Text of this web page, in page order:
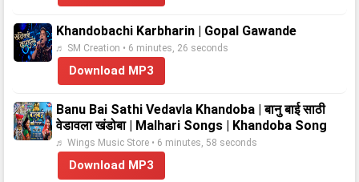
Khandobachi Karbharin | Gopal Gawande
♬ SM Creation • 6 minutes, 26 seconds
Download MP3
Banu Bai Sathi Vedavla Khandoba | बानु बाई साठी
वेडावला खंडोबा | Malhari Songs | Khandoba Song
♬ Wings Music Store • 6 minutes, 58 seconds
Download MP3